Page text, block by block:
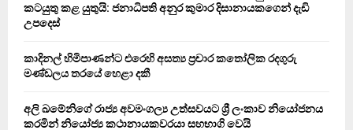
H
කටයුතු කළ යුතුයි: ජනාධිපති අනුර කුමාර දිසානායකගෙන් දැඩි
උපදෙස්
කාදිනල් හිමිපාණන්ට එරෙහි අසත්‍ය ප්‍රචාර කතෝලික රදගුරු
මණ්ඩලය තරයේ හෙළා දකී
අලි ඛමේනිගේ රාජ්‍ය අවමංගල්‍ය උත්සවයට ශ්‍රී ලංකාව නියෝජනය
කරමින් නියෝජ්‍ය කථානායකවරයා සහභාගි වෙයි